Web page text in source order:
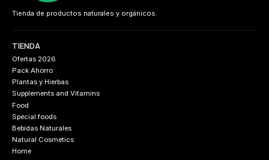
Tienda de productos naturales y orgánicos.
TIENDA
Ofertas 2026
Pack Ahorro
Plantas y Hierbas
Supplements and Vitamins
Food
Special foods
Bebidas Naturales
Natural Cosmetics
Home